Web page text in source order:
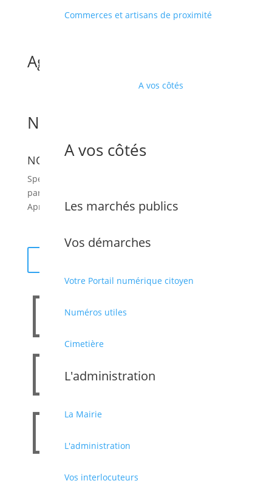
Commerces et artisans de proximité
A vos côtés
A vos côtés
Les marchés publics
Vos démarches
Votre Portail numérique citoyen
Numéros utiles
Cimetière
L'administration
La Mairie
L'administration
Vos interlocuteurs
Agenda
NOËL DU MULTI-ACCUEIL
NOËL DU MULTI-ACCUEIL
Spectacle suivi d’un goûter pour les enfants et
parents.
Après-midi. Espace enfance.


